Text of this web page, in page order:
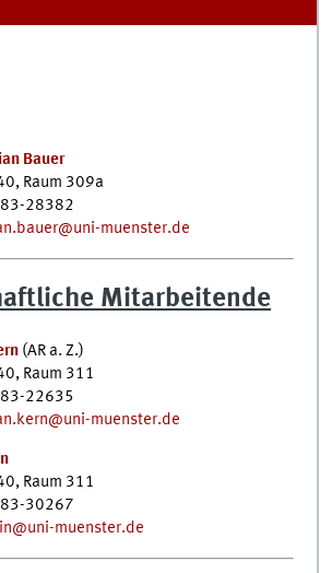
Bauer
Raum 309a
28382
muenster.de
Mitarbeitende
(AR a. Z.)
Raum 311
22635
muenster.de
Raum 311
30267
muenster.de